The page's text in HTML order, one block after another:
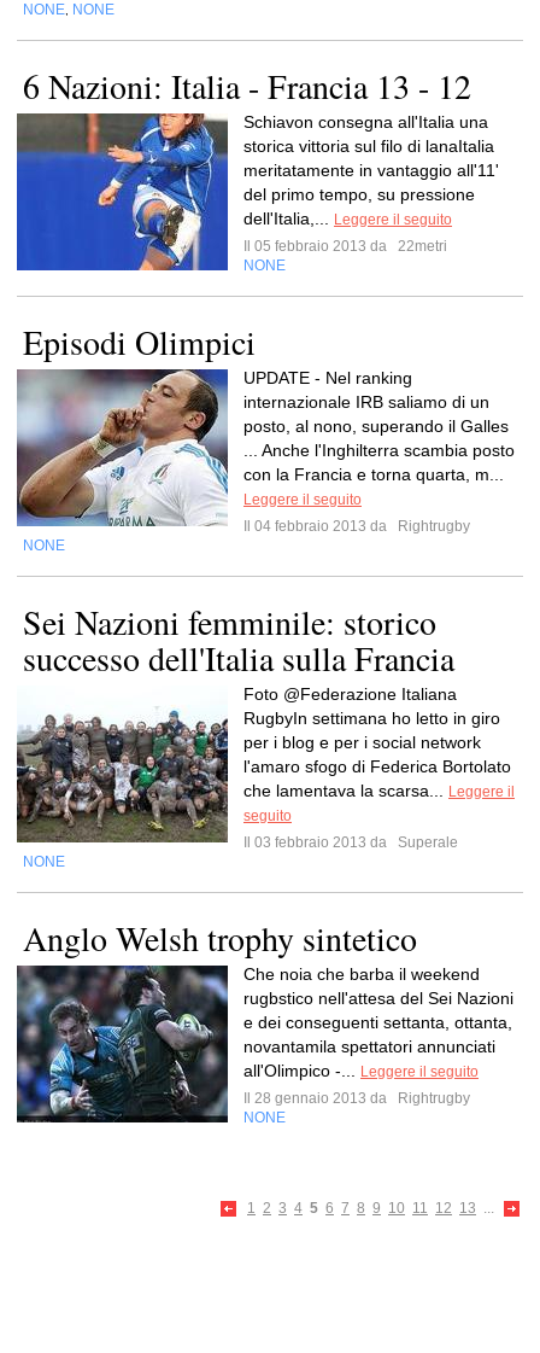
NONE NONE
6 Nazioni: Italia - Francia 13 - 12
Schiavon consegna all'Italia una
storica vittoria sul filo di lanaItalia
meritatamente in vantaggio all'11'
del primo tempo, su pressione
dell'Italia,...
Leggere il seguito
Il 05 febbraio 2013 da
22metri
NONE
Episodi Olimpici
UPDATE - Nel ranking
internazionale IRB saliamo di un
posto, al nono, superando il Galles
... Anche l'Inghilterra scambia posto
con la Francia e torna quarta, m...
Leggere il seguito
Il 04 febbraio 2013 da
Rightrugby
NONE
Sei Nazioni femminile: storico
successo dell'Italia sulla Francia
Foto @Federazione Italiana
RugbyIn settimana ho letto in giro
per i blog e per i social network
l'amaro sfogo di Federica Bortolato
che lamentava la scarsa...
Leggere il
seguito
Il 03 febbraio 2013 da
Superale
NONE
Anglo Welsh trophy sintetico
Che noia che barba il weekend
rugbstico nell'attesa del Sei Nazioni
e dei conseguenti settanta, ottanta,
novantamila spettatori annunciati
all'Olimpico -...
Leggere il seguito
Il 28 gennaio 2013 da
Rightrugby
NONE
1 2 3 4 5 6 7 8 9 10 11 12 13 ...